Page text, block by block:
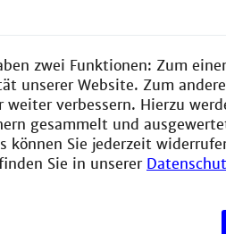
WiMINT-Studiengang ist
diesen
zwei Funktionen: Zum
unserer Website. Zum
verbessern. Hierzu
gesammelt und
können Sie jederzeit
Sie in unserer